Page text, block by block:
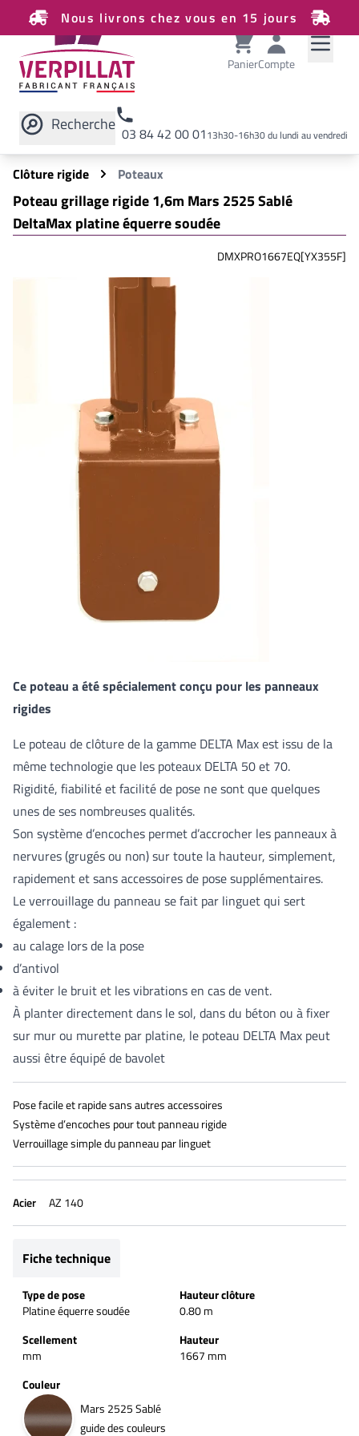
Nous livrons chez vous en 15 jours
PanierCompte
Recherche 03 84 42 00 0113h30-16h30 du lundi au vendredi
Rechercher sur le site
Clôture rigide
Poteaux
Poteau grillage rigide 1,6m Mars 2525 Sablé
DeltaMax platine équerre soudée
DMXPRO1667EQ[YX355F]
Ce poteau a été spécialement conçu pour les panneaux
rigides
Le poteau de clôture de la gamme DELTA Max est issu de la
même technologie que les poteaux DELTA 50 et 70.
Rigidité, fiabilité et facilité de pose ne sont que quelques
unes de ses nombreuses qualités.
Son système d’encoches permet d’accrocher les panneaux à
nervures (grugés ou non) sur toute la hauteur, simplement,
rapidement et sans accessoires de pose supplémentaires.
Le verrouillage du panneau se fait par linguet qui sert
également :
au calage lors de la pose
d’antivol
à éviter le bruit et les vibrations en cas de vent.
À planter directement dans le sol, dans du béton ou à fixer
sur mur ou murette par platine, le poteau DELTA Max peut
aussi être équipé de bavolet
Pose facile et rapide sans autres accessoires
Système d’encoches pour tout panneau rigide
Verrouillage simple du panneau par linguet
Acier AZ 140
Fiche technique
Type de pose
Platine équerre soudée
Hauteur clôture
0.80 m
Scellement
mm
Hauteur
1667 mm
Couleur
Mars 2525 Sablé
guide des couleurs